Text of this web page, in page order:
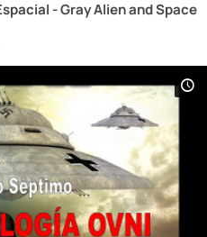
- Gray Alien and Space